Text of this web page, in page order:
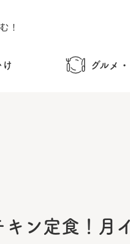
！
グルメ
ン定食！月